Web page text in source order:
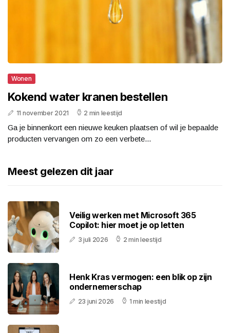
Wonen
Kokend water kranen bestellen
11 november 2021 2 min leestijd
Ga je binnenkort een nieuwe keuken plaatsen of wil je bepaalde
producten vervangen om zo een verbete...
Meest gelezen dit jaar
Veilig werken met Microsoft 365
Copilot: hier moet je op letten
3 juli 2026 2 min leestijd
Henk Kras vermogen: een blik op zijn
ondernemerschap
23 juni 2026 1 min leestijd